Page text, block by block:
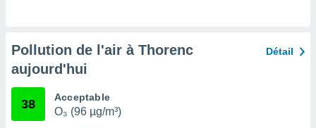
ou
de la
Pollution de l'air à Thorenc
aujourd'hui
Détail
38 Acceptable
O₃ (96 µg/m³)